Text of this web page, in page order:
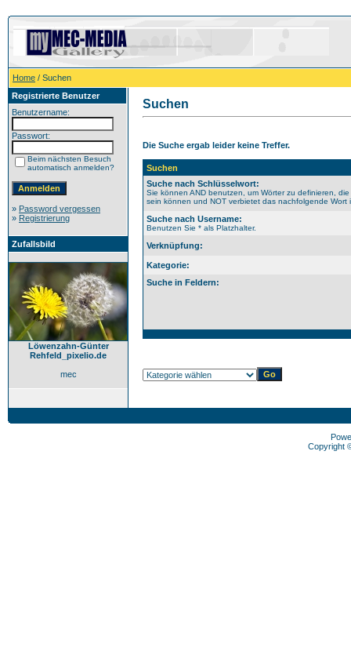
Home / Suchen
Registrierte Benutzer
Benutzername:
Passwort:
Beim nächsten Besuch
automatisch anmelden?
» Password vergessen
» Registrierung
Zufallsbild
Löwenzahn-Günter
Rehfeld_pixelio.de
mec
Suchen
Die Suche ergab leider keine Treffer.
Suchen
Suche nach Schlüsselwort:
Sie können AND benutzen, um Wörter zu definieren,
sein können und NOT verbietet das nachfolgende Wort
Suche nach Username:
Benutzen Sie * als Platzhalter.
Verknüpfung:
Kategorie:
Suche in Feldern:
Copyright